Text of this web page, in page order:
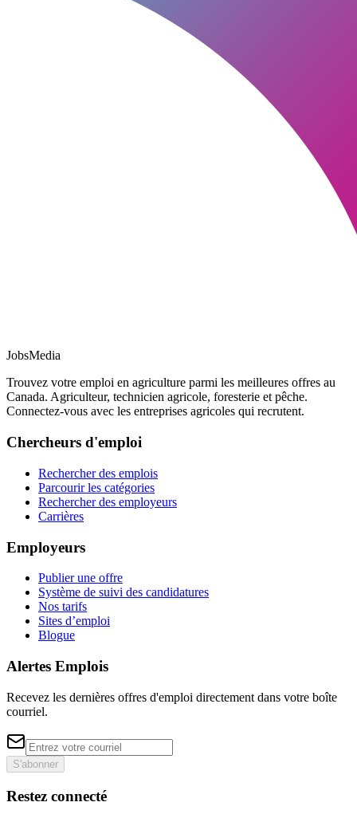
JobsMedia
Trouvez votre emploi en agriculture parmi les meilleures offres au
Canada. Agriculteur, technicien agricole, foresterie et pêche.
Connectez-vous avec les entreprises agricoles qui recrutent.
Chercheurs d'emploi
Rechercher des emplois
Parcourir les catégories
Rechercher des employeurs
Carrières
Employeurs
Publier une offre
Système de suivi des candidatures
Nos tarifs
Sites d’emploi
Blogue
Alertes Emplois
Recevez les dernières offres d'emploi directement dans votre boîte
courriel.
S'abonner
Restez connecté